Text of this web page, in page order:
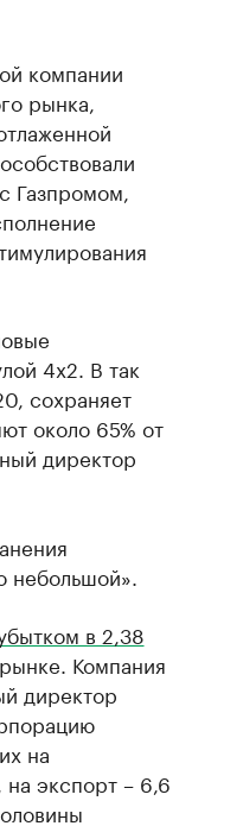
компании
рынка,
Газпромом,
4х2. В так
сохраняет
около 65% от
директор
в 2,38
Компания
директор
на
экспорт – 6,6